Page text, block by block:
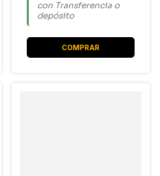
con Transferencia o
depósito